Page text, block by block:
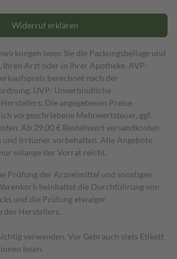
Widerruf erklären
lesen Sie die Packungsbeilage und
Ihren Arzt oder in Ihrer Apotheke. AVP:
berechnet nach der
UVP: Unverbindliche
Die angegebenen Preise
vorgeschriebene Mehrwertsteuer, ggf.
Ab 29,00 € Bestell­wert versand­kosten­
und Irrtümer vorbehalten. Alle Angebote
solange der Vorrat reicht.
Prüfung der Arzneimittel und sonstigen
beinhaltet die Durchführung von
und die Prüfung etwaiger
des Herstellers.
verwenden. Vor Gebrauch stets Etikett
lesen.